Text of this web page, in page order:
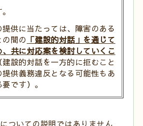
供に当たっては、障害のある
間の 「建設的対話」を通じて
共に対応案を検討していくこ
設的対話を一方的に拒むこと
提供義務違反となる可能性もあ
です）。
ついての説明ではありません